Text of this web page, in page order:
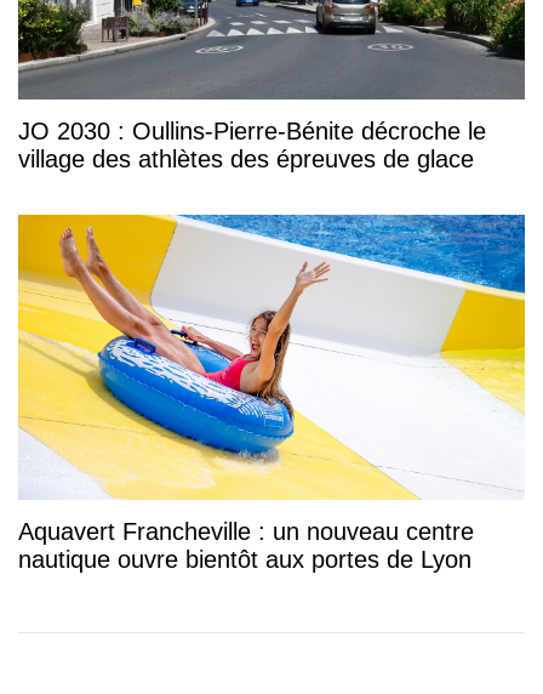
JO 2030 : Oullins-Pierre-Bénite décroche le
village des athlètes des épreuves de glace
Aquavert Francheville : un nouveau centre
nautique ouvre bientôt aux portes de Lyon